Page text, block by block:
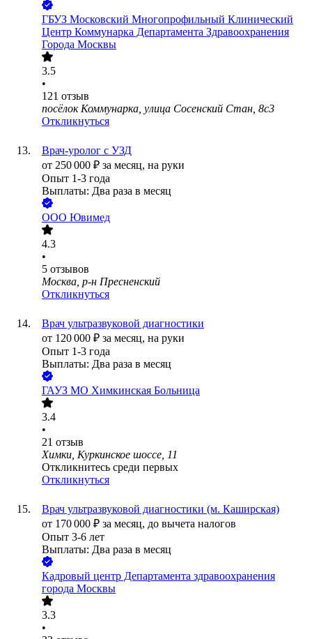
ГБУЗ Московский Многопрофильный Клинический
Центр Коммунарка Департамента Здравоохранения
Города Москвы
3.5
•
121 отзыв
посёлок Коммунарка, улица Сосенский Стан, 8с3
Откликнуться
Врач-уролог с УЗД
от 250 000 ₽ за месяц, на руки
Опыт 1-3 года
Выплаты: Два раза в месяц
ООО Ювимед
4.3
•
5 отзывов
Москва, р-н Пресненский
Откликнуться
Врач ультразвуковой диагностики
от 120 000 ₽ за месяц, на руки
Опыт 1-3 года
Выплаты: Два раза в месяц
ГАУЗ МО Химкинская Больница
3.4
•
21 отзыв
Химки, Куркинское шоссе, 11
Откликнитесь среди первых
Откликнуться
Врач ультразвуковой диагностики (м. Каширская)
от 170 000 ₽ за месяц, до вычета налогов
Опыт 3-6 лет
Выплаты: Два раза в месяц
Кадровый центр Департамента здравоохранения
города Москвы
3.3
•